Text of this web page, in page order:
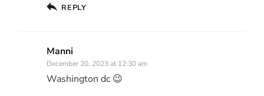
REPLY
Manni
December 20, 2023 at 12:30 am
Washington dc 😉